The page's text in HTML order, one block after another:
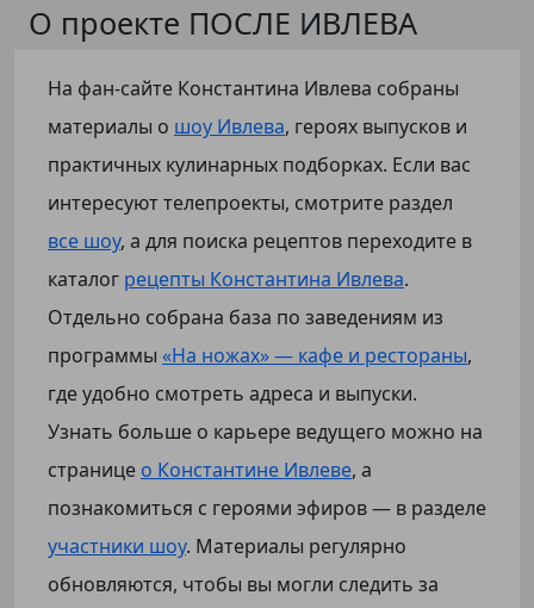
О проекте ПОСЛЕ ИВЛЕВА
На фан-сайте Константина Ивлева собраны
материалы о шоу Ивлева, героях выпусков и
практичных кулинарных подборках. Если вас
интересуют телепроекты, смотрите раздел
все шоу, а для поиска рецептов переходите в
каталог рецепты Константина Ивлева.
Отдельно собрана база по заведениям из
программы «На ножах» — кафе и рестораны,
где удобно смотреть адреса и выпуски.
Узнать больше о карьере ведущего можно на
странице о Константине Ивлеве, а
познакомиться с героями эфиров — в разделе
участники шоу. Материалы регулярно
обновляются, чтобы вы могли следить за